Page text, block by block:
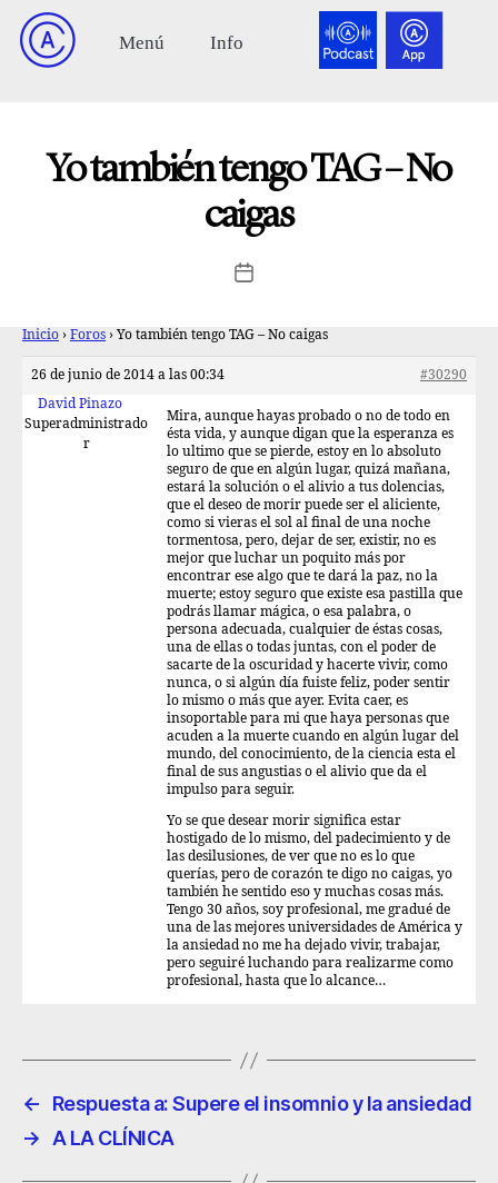
Yo también tengo TAG – No
caigas
Inicio › Foros › Yo también tengo TAG – No caigas
26 de junio de 2014 a las 00:34
#30290
David Pinazo
Superadministrado
r
Mira, aunque hayas probado o no de todo en
ésta vida, y aunque digan que la esperanza es
lo ultimo que se pierde, estoy en lo absoluto
seguro de que en algún lugar, quizá mañana,
estará la solución o el alivio a tus dolencias,
que el deseo de morir puede ser el aliciente,
como si vieras el sol al final de una noche
tormentosa, pero, dejar de ser, existir, no es
mejor que luchar un poquito más por
encontrar ese algo que te dará la paz, no la
muerte; estoy seguro que existe esa pastilla que
podrás llamar mágica, o esa palabra, o
persona adecuada, cualquier de éstas cosas,
una de ellas o todas juntas, con el poder de
sacarte de la oscuridad y hacerte vivir, como
nunca, o si algún día fuiste feliz, poder sentir
lo mismo o más que ayer. Evita caer, es
insoportable para mi que haya personas que
acuden a la muerte cuando en algún lugar del
mundo, del conocimiento, de la ciencia esta el
final de sus angustias o el alivio que da el
impulso para seguir.
Yo se que desear morir significa estar
hostigado de lo mismo, del padecimiento y de
las desilusiones, de ver que no es lo que
querías, pero de corazón te digo no caigas, yo
también he sentido eso y muchas cosas más.
Tengo 30 años, soy profesional, me gradué de
una de las mejores universidades de América y
la ansiedad no me ha dejado vivir, trabajar,
pero seguiré luchando para realizarme como
profesional, hasta que lo alcance…
←
Respuesta a: Supere el insomnio y la ansiedad
→
A LA CLÍNICA